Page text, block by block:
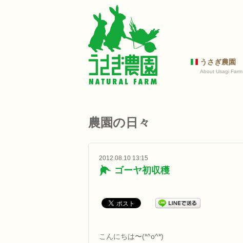
うさぎ農園
About Usagi Farm
農園の日々
2012.08.10 13:15
ゴーヤ初収穫
こんにちは〜(*^o^*)